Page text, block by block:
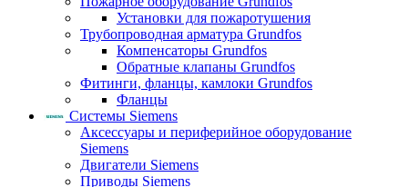
Установки для пожаротушения
Трубопроводная арматура Grundfos
Компенсаторы Grundfos
Обратные клапаны Grundfos
Фитинги, фланцы, камлоки Grundfos
Фланцы
Системы Siemens
Аксессуары и периферийное оборудование
Siemens
Двигатели Siemens
Приводы Siemens